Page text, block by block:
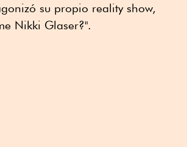
su propio reality show,
Nikki Glaser?".